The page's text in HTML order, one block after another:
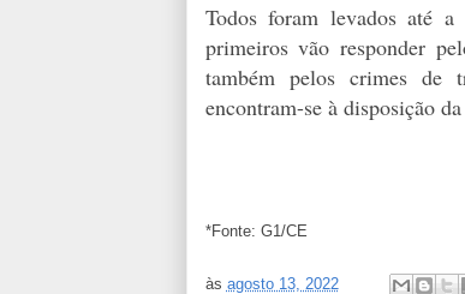
Todos foram levados até
primeiros vão responder
também pelos crimes de
encontram-se à disposição
*Fonte: G1/CE
às agosto 13, 2022